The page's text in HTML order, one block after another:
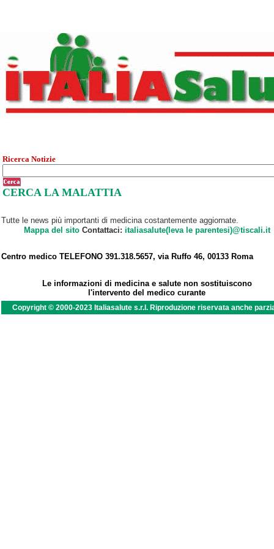
Ricerca Notizie
CERCA LA MALATTIA
Tutte le news più importanti di medicina costantemente aggiornate.
Mappa del sitoContattaci: italiasalute(leva le parentesi)@tiscali.it
Centro medico TELEFONO 391.318.5657, via Ruffo 46, 00133 Roma
Le informazioni di medicina e salute non sostituiscono
l'intervento del medico curante
Copyright © 2000-2023 Italiasalute s.r.l. Riproduzione riservata anche